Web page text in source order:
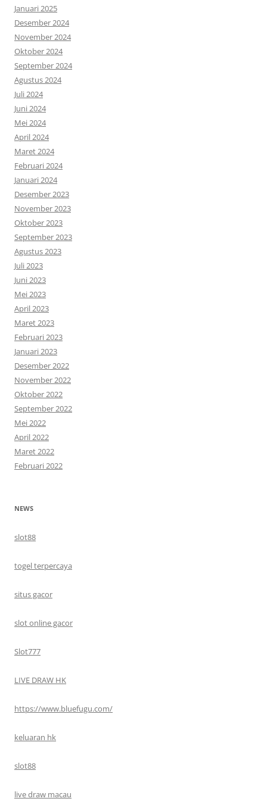
Januari 2025
Desember 2024
November 2024
Oktober 2024
September 2024
Agustus 2024
Juli 2024
Juni 2024
Mei 2024
April 2024
Maret 2024
Februari 2024
Januari 2024
Desember 2023
November 2023
Oktober 2023
September 2023
Agustus 2023
Juli 2023
Juni 2023
Mei 2023
April 2023
Maret 2023
Februari 2023
Januari 2023
Desember 2022
November 2022
Oktober 2022
September 2022
Mei 2022
April 2022
Maret 2022
Februari 2022
NEWS
slot88
togel terpercaya
situs gacor
slot online gacor
Slot777
LIVE DRAW HK
https://www.bluefugu.com/
keluaran hk
slot88
live draw macau